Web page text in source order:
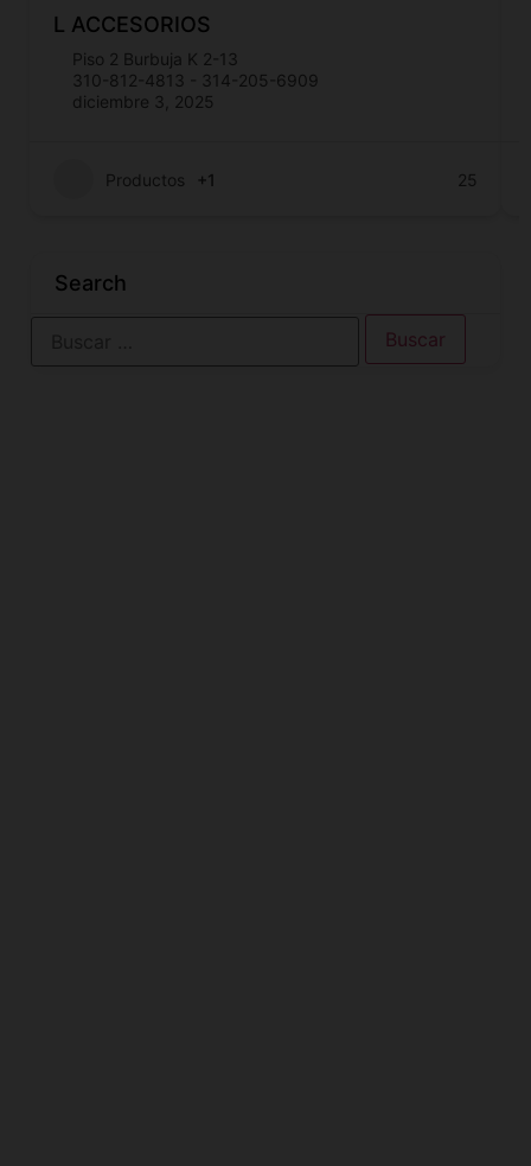
L ACCESORIOS
Piso 2 Burbuja K 2-13
310-812-4813 - 314-205-6909
diciembre 3, 2025
Productos +1 25
Search